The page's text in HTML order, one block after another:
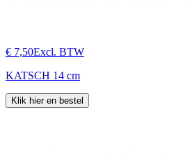
€ 7,50Excl. BTW
KATSCH 14 cm
Klik hier en bestel